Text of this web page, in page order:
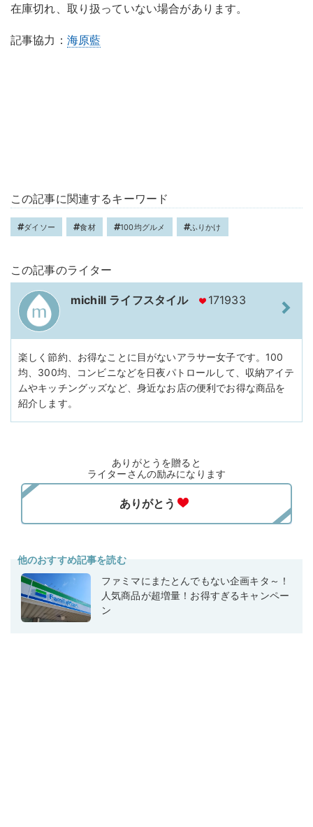
在庫切れ、取り扱っていない場合があります。
記事協力： 海原藍
この記事に関連するキーワード
ダイソー 食材 100均グルメ ふりかけ
この記事のライター
michill ライフスタイル 171933
楽しく節約、お得なことに目がないアラサー女子です。100
均、300均、コンビニなどを日夜パトロールして、収納アイテ
ムやキッチングッズなど、身近なお店の便利でお得な商品を
紹介します。
ありがとうを贈ると
ライターさんの励みになります
他のおすすめ記事を読む
ファミマにまたとんでもない企画キタ～！
人気商品が超増量！お得すぎるキャンペー
ン